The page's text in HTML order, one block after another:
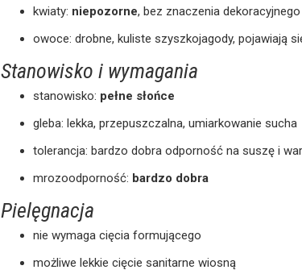
kwiaty: niepozorne, bez znaczenia dekoracyjnego
owoce: drobne, kuliste szyszkojagody, pojawiają
Stanowisko i wymagania
stanowisko: pełne słońce
gleba: lekka, przepuszczalna, umiarkowanie sucha
tolerancja: bardzo dobra odporność na suszę i
mrozoodporność: bardzo dobra
Pielęgnacja
nie wymaga cięcia formującego
możliwe lekkie cięcie sanitarne wiosną